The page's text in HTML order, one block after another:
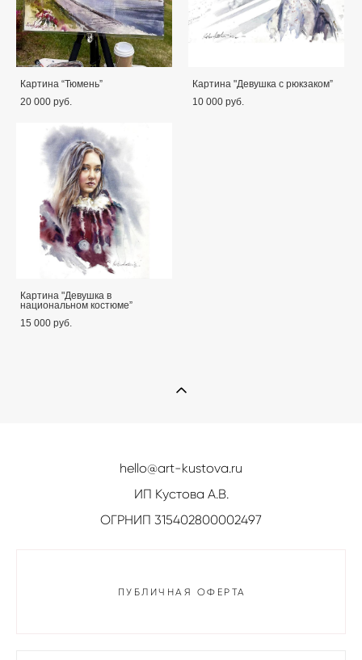
Картина “Тюмень”
20 000 pуб.
Картина "Девушка с рюкзаком”
10 000 pуб.
Картина "Девушка в
национальном костюме”
15 000 pуб.
hello@art-kustova.ru
ИП Кустова А.В.
ОГРНИП 315402800002497
ПУБЛИЧНАЯ ОФЕРТА